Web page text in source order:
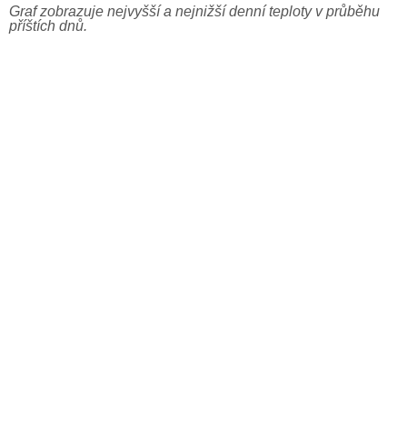
Graf zobrazuje nejvyšší a nejnižší denní teploty v průběhu
příštích dnů.